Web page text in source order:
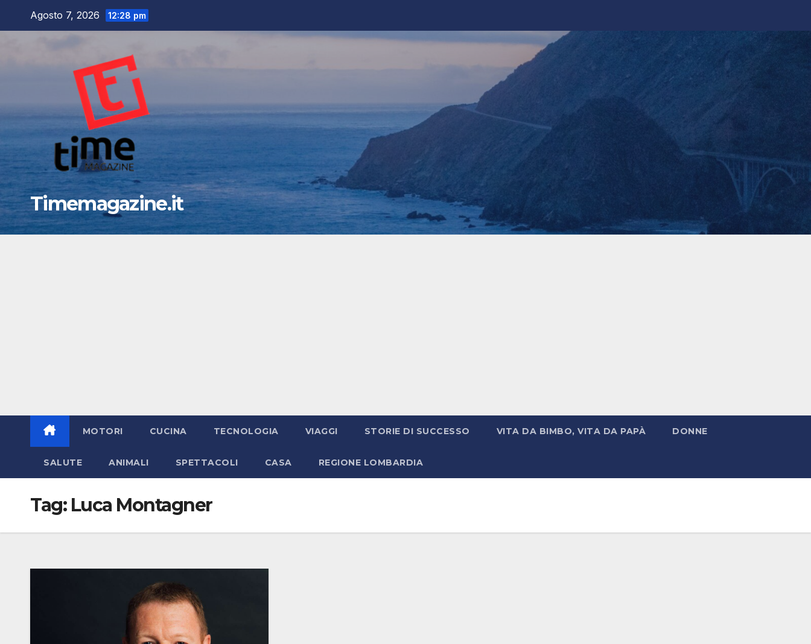
Agosto 7, 2026 12:28 pm
Timemagazine.it
MOTORI CUCINA TECNOLOGIA VIAGGI STORIE DI SUCCESSO VITA DA BIMBO, VITA DA PAPÀ DONNE
SALUTE ANIMALI SPETTACOLI CASA REGIONE LOMBARDIA
Tag: Luca Montagner